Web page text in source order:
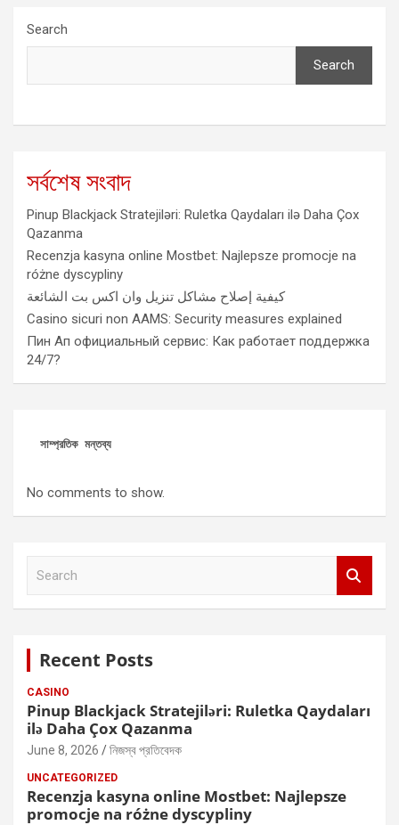
Search
Search
সর্বশেষ সংবাদ
Pinup Blackjack Stratejiləri: Ruletka Qaydaları ilə Daha Çox
Qazanma
Recenzja kasyna online Mostbet: Najlepsze promocje na
różne dyscypliny
كيفية إصلاح مشاكل تنزيل وان اكس بت الشائعة
Casino sicuri non AAMS: Security measures explained
Пин Ап официальный сервис: Как работает поддержка
24/7?
সাম্প্রতিক মন্তব্য
No comments to show.
Recent Posts
CASINO
Pinup Blackjack Stratejiləri: Ruletka Qaydaları
ilə Daha Çox Qazanma
June 8, 2026 নিজস্ব প্রতিবেদক
UNCATEGORIZED
Recenzja kasyna online Mostbet: Najlepsze
promocje na różne dyscypliny